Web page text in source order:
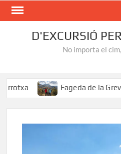
Skip
D'EXCURSIÓ
No importa el
Fageda de la